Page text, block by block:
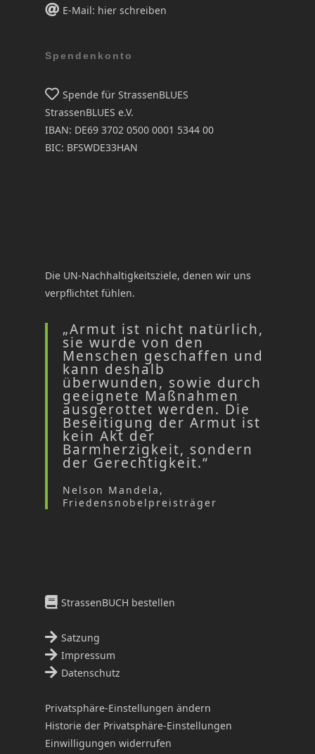
E-Mail: hier schreiben
Spendenkonto
Spende für StrassenBLUES
StrassenBLUES e.V.
IBAN: DE69 3702 0500 0001 5344 00
BIC: BFSWDE33HAN
Die UN-Nachhaltigkeitsziele, denen wir uns
verpflichtet fühlen.
„Armut ist nicht natürlich,
sie wurde von den
Menschen geschaffen und
kann deshalb
überwunden, sowie durch
geeignete Maßnahmen
ausgerottet werden. Die
Beseitigung der Armut ist
kein Akt der
Barmherzigkeit, sondern
der Gerechtigkeit.“
Nelson Mandela,
Friedensnobelpreisträger
StrassenBUCH bestellen
Satzung
Impressum
Datenschutz
Privatsphäre-Einstellungen ändern
Historie der Privatsphäre-Einstellungen
Einwilligungen widerrufen